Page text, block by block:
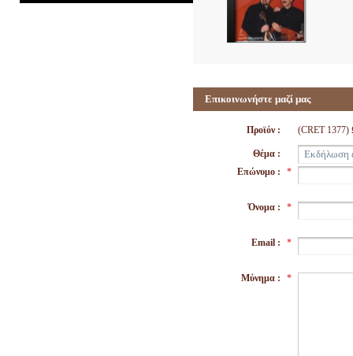
Επικοινωνήστε μαζί μας
Προϊόν : (CRET
Θέμα :
Επώνυμο :
*
Όνομα : *
Email : *
Μύνημα : *